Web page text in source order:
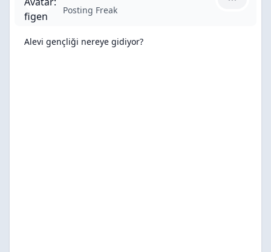
Posting Freak
Alevi gençliği nereye gidiyor?